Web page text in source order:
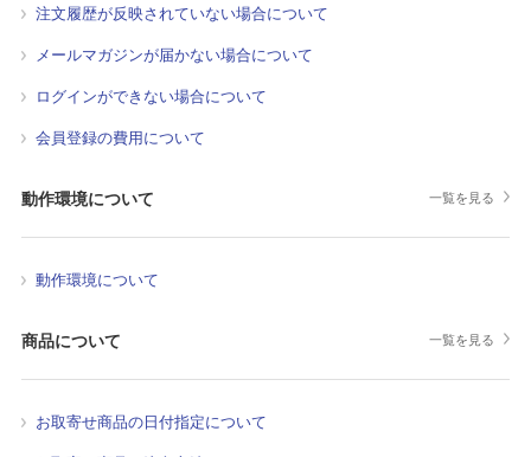
注文履歴が反映されていない場合について
メールマガジンが届かない場合について
ログインができない場合について
会員登録の費用について
動作環境について 一覧を見る
動作環境について
商品について 一覧を見る
お取寄せ商品の日付指定について